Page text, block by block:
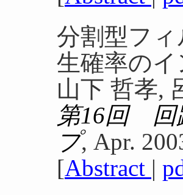
分割型フ
生確率の
山下 哲孝,
第16回 回
プ, Apr.
[Abstract |